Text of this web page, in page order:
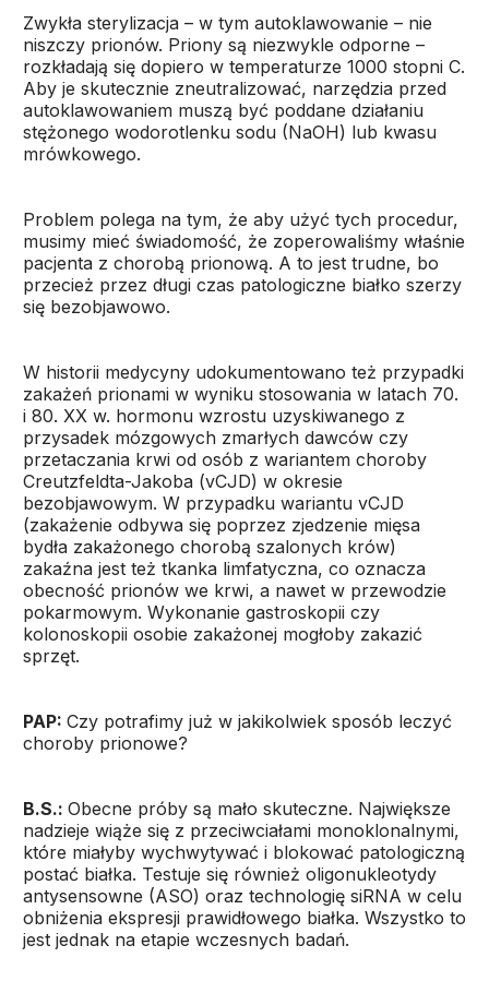
Zwykła sterylizacja – w tym autoklawowanie – nie
niszczy prionów. Priony są niezwykle odporne –
rozkładają się dopiero w temperaturze 1000 stopni C.
Aby je skutecznie zneutralizować, narzędzia przed
autoklawowaniem muszą być poddane działaniu
stężonego wodorotlenku sodu (NaOH) lub kwasu
mrówkowego.
Problem polega na tym, że aby użyć tych procedur,
musimy mieć świadomość, że zoperowaliśmy właśnie
pacjenta z chorobą prionową. A to jest trudne, bo
przecież przez długi czas patologiczne białko szerzy
się bezobjawowo.
W historii medycyny udokumentowano też przypadki
zakażeń prionami w wyniku stosowania w latach 70.
i 80. XX w. hormonu wzrostu uzyskiwanego z
przysadek mózgowych zmarłych dawców czy
przetaczania krwi od osób z wariantem choroby
Creutzfeldta-Jakoba (vCJD) w okresie
bezobjawowym. W przypadku wariantu vCJD
(zakażenie odbywa się poprzez zjedzenie mięsa
bydła zakażonego chorobą szalonych krów)
zakaźna jest też tkanka limfatyczna, co oznacza
obecność prionów we krwi, a nawet w przewodzie
pokarmowym. Wykonanie gastroskopii czy
kolonoskopii osobie zakażonej mogłoby zakazić
sprzęt.
PAP: Czy potrafimy już w jakikolwiek sposób leczyć
choroby prionowe?
B.S.: Obecne próby są mało skuteczne. Największe
nadzieje wiąże się z przeciwciałami monoklonalnymi,
które miałyby wychwytywać i blokować patologiczną
postać białka. Testuje się również oligonukleotydy
antysensowne (ASO) oraz technologię siRNA w celu
obniżenia ekspresji prawidłowego białka. Wszystko to
jest jednak na etapie wczesnych badań.